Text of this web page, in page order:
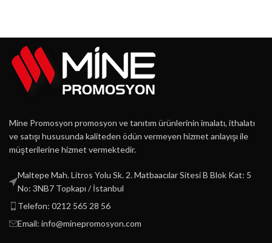
Mine Promosyon promosyon ve tanıtım ürünlerinin imalatı, ithalatı
ve satışı hususunda kaliteden ödün vermeyen hizmet anlayışı ile
müşterilerine hizmet vermektedir.
Maltepe Mah. Litros Yolu Sk. 2. Matbaacılar Sitesi B Blok Kat: 5
No: 3NB7 Topkapı / İstanbul
Telefon: 0212 565 28 56
Email: info@minepromosyon.com